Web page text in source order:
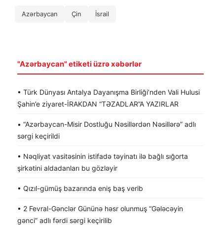
Azərbaycan Çin İsrail
"Azərbaycan" etiketi üzrə xəbərlər
• Türk Dünyası Antalya Dayanışma Birliği’nden Vali Hulusi
Şahin’e ziyaret-İRAKDAN “TƏZADLAR”A YAZIRLAR
• “Azərbaycan-Misir Dostluğu Nəsillərdən Nəsillərə” adlı
sərgi keçirildi
• Nəqliyat vasitəsinin istifadə təyinatı ilə bağlı sığorta
şirkətini aldadanları bu gözləyir
• Qızıl-gümüş bazarında eniş baş verib
• 2 Fevral-Gənclər Gününə həsr olunmuş “Gələcəyin
gənci” adlı fərdi sərgi keçirilib